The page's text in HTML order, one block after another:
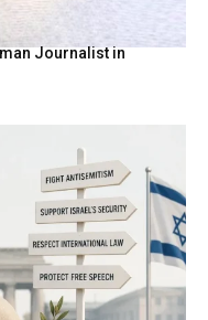
Journalist in